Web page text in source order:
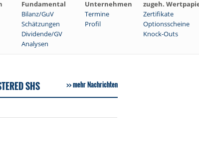
Fundamental Unternehmen zugeh.
Bilanz/GuV Termine Zertifikate
Schätzungen Profil Optionsscheine
Dividende/GV
Knock-Outs
Analysen
SHS mehr Nachrichten